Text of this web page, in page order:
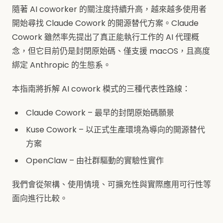
隨著 AI coworker 的關注度持續升高，越來越多使用者
開始尋找 Claude Cowork 的開源替代方案。Claude
Cowork 雖然率先提出了真正能執行工作的 AI 代理概
念，但它目前仍是封閉原始碼、僅支援 macOS，且高度
綁定 Anthropic 的生態系。
本指南將拆解 AI cowork 模式的三種代表性路線：
Claude Cowork – 最早的封閉原始碼願景
Kuse Cowork – 以正式生產環境為導向的開源替代
方案
OpenClaw – 由社群驅動的實驗性實作
我們會從架構、使用情境、可擴充性與實際應用可行性等
面向進行比較。